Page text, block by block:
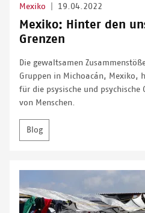
Mexiko 19.04.2022
Mexiko: Hinter den
Grenzen
Die gewaltsamen
Gruppen in Michoacán, Mexiko,
für die psysische und psychische
von Menschen.
Blog